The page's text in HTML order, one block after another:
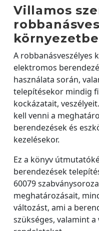
Villamos
A robbanásveszélyes
elektromos
használata során,
telepítésekor mindig
kockázatait,
kell venni a
berendezések és
kezelésekor.
Ez a könyv
berendezések
60079
meghatározásait,
változást, ami a
szükséges, valamint